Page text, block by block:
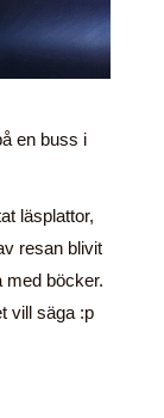
en buss i
läsplattor,
resan blivit
med böcker.
vill säga :p